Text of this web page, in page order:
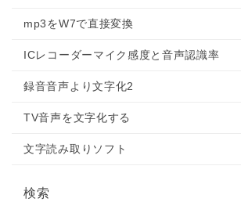
mp3をW7で直接変換
ICレコーダーマイク感度と音声認識率
録音音声より文字化2
TV音声を文字化する
文字読み取りソフト
検索